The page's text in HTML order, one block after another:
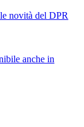
novità del DPR
anche in